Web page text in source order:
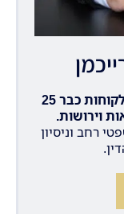
פירמת עורכי הדין רן רייכמן מלווה לקוחות כבר 25
וירושות.
רחב וניסיון